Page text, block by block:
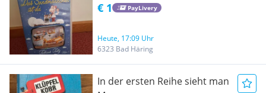
€ 1 PayLivery
Heute, 17:09 Uhr
6323 Bad Häring
In der ersten Reihe sieht man